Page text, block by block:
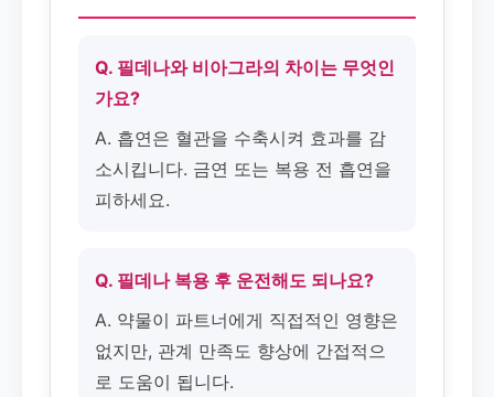
Q. 필데나와 비아그라의 차이는 무엇인
가요?
A. 흡연은 혈관을 수축시켜 효과를 감
소시킵니다. 금연 또는 복용 전 흡연을
피하세요.
Q. 필데나 복용 후 운전해도 되나요?
A. 약물이 파트너에게 직접적인 영향은
없지만, 관계 만족도 향상에 간접적으
로 도움이 됩니다.